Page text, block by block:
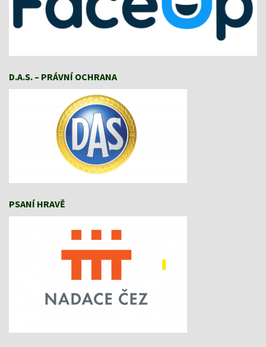
D.A.S. – PRÁVNÍ OCHRANA
PSANÍ HRAVĚ